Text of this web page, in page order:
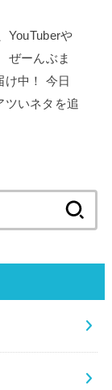
YouTuberや
ぜーんぶま
け中！ 今日
ツいネタを追